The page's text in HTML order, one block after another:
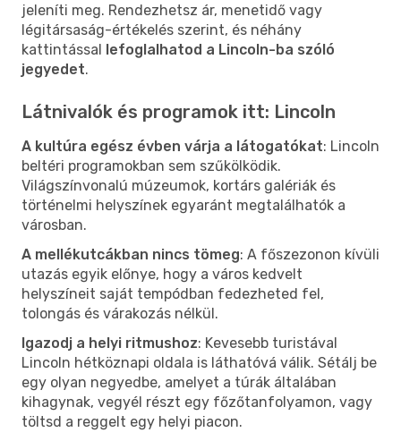
jeleníti meg. Rendezhetsz ár, menetidő vagy
légitársaság-értékelés szerint, és néhány
kattintással lefoglalhatod a Lincoln-ba szóló
jegyedet.
Látnivalók és programok itt: Lincoln
A kultúra egész évben várja a látogatókat: Lincoln
beltéri programokban sem szűkölködik.
Világszínvonalú múzeumok, kortárs galériák és
történelmi helyszínek egyaránt megtalálhatók a
városban.
A mellékutcákban nincs tömeg: A főszezonon kívüli
utazás egyik előnye, hogy a város kedvelt
helyszíneit saját tempódban fedezheted fel,
tolongás és várakozás nélkül.
Igazodj a helyi ritmushoz: Kevesebb turistával
Lincoln hétköznapi oldala is láthatóvá válik. Sétálj be
egy olyan negyedbe, amelyet a túrák általában
kihagynak, vegyél részt egy főzőtanfolyamon, vagy
töltsd a reggelt egy helyi piacon.